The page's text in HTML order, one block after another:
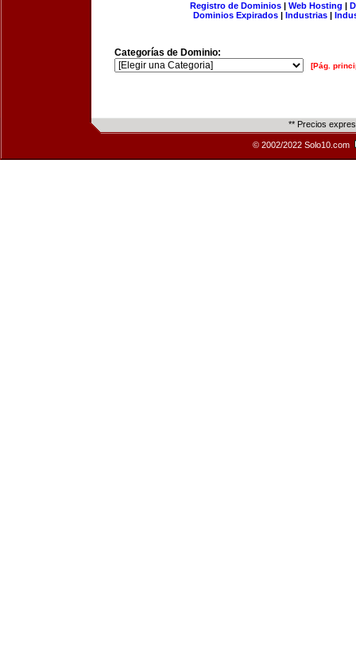
Registro de Dominios| Web Hosting |
Dominios Expirados | Industrias |
Categorías de Dominio:
[Pág.
** Precios
© 2002/2022 Solo10.com